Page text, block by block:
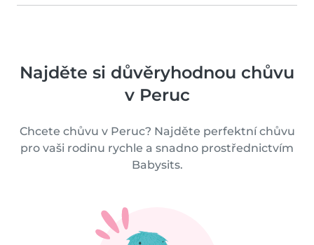
Najděte si důvěryhodnou chůvu
v Peruc
Chcete chůvu v Peruc? Najděte perfektní chůvu
pro vaši rodinu rychle a snadno prostřednictvím
Babysits.